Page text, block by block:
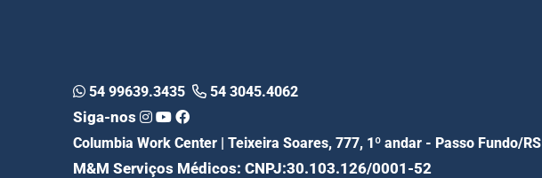
54 99639.3435 54 3045.4062
Siga-nos
Columbia Work Center | Teixeira Soares, 777, 1º andar - Passo Fundo/RS
M&M Serviços Médicos: CNPJ:30.103.126/0001-52